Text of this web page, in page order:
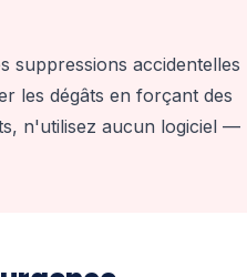
suppressions accidentelles
les dégâts en forçant des
n'utilisez aucun logiciel —